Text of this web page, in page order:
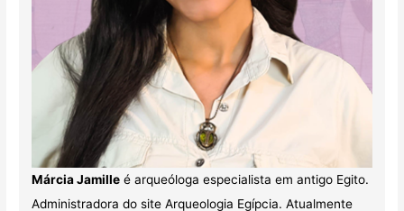
Márcia Jamilleé arqueóloga especialista em antigo Egito.
Administradora do site Arqueologia Egípcia. Atualmente